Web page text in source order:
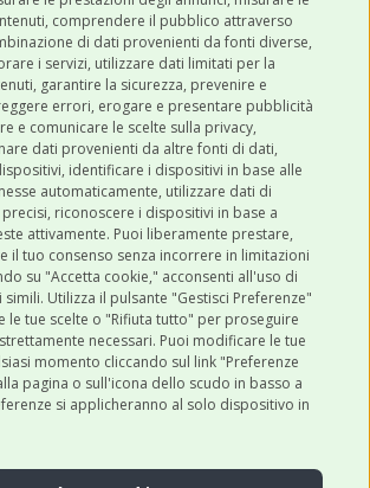
comprendere il pubblico attraverso
di dati provenienti da fonti diverse,
i servizi, utilizzare dati limitati per la
garantire la sicurezza, prevenire e
errori, erogare e presentare pubblicità
e comunicare le scelte sulla privacy,
dati provenienti da altre fonti di dati,
identificare i dispositivi in base alle
automaticamente, utilizzare dati di
riconoscere i dispositivi in base a
attivamente. Puoi liberamente prestare,
il tuo consenso senza incorrere in limitazioni
su "Accetta cookie," acconsenti all'uso di
Utilizza il pulsante "Gestisci Preferenze"
le tue scelte o "Rifiuta tutto" per proseguire
necessari. Puoi modificare le tue
momento cliccando sul link "Preferenze
pagina o sull'icona dello scudo in basso a
si applicheranno al solo dispositivo in
ULTIMI POST
CATEGORIE
SHOP ONLINE
CONTATTI
0543 096850
Contattaci